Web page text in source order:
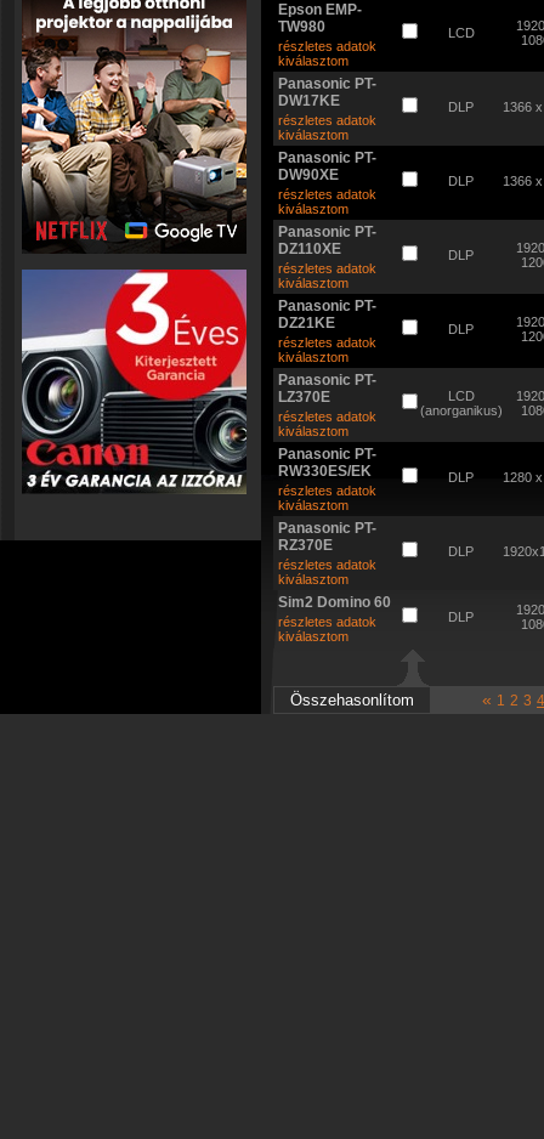
Epson EMP-
TW980
részletes adatok
kiválasztom
LCD
Panasonic PT-
DW17KE
részletes adatok
kiválasztom
DLP 1366
Panasonic PT-
DW90XE
részletes adatok
kiválasztom
DLP 1366
Panasonic PT-
DZ110XE
részletes adatok
kiválasztom
DLP
Panasonic PT-
DZ21KE
részletes adatok
kiválasztom
DLP
Panasonic PT-
LZ370E
részletes adatok
kiválasztom
LCD
(anorganikus)
Panasonic PT-
RW330ES/EK
részletes adatok
kiválasztom
DLP 1280
Panasonic PT-
RZ370E
részletes adatok
kiválasztom
DLP
Sim2 Domino 60
részletes adatok
kiválasztom
DLP
« 1 2 3 4